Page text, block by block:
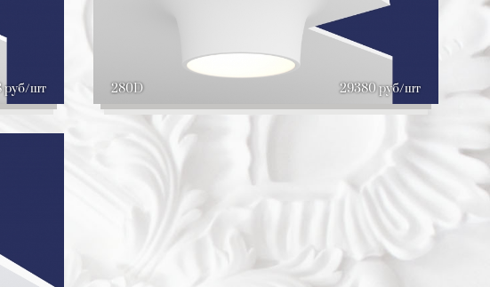
руб/шт 280D 29380 руб/шт